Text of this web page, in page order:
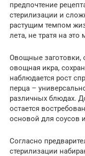
предпочтение
стерилизации и
растущим темпом
лета, не тратя на это
Овощные
овощная икра,
наблюдается рост
перца –
различных блюдах.
остается
основой для соусов
Согласно
стерилизации